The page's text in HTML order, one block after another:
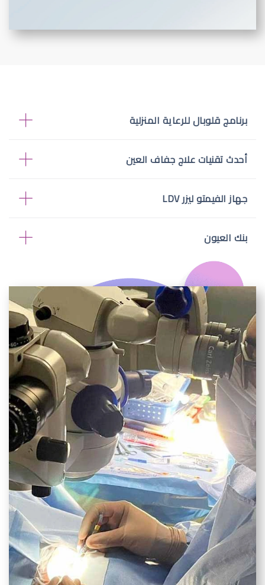
برنامج قلوبال للرعاية المنزلية
أحدث تقنيات علاج جفاف العين
جهاز الفيمتو ليزر LDV
بنك العيون